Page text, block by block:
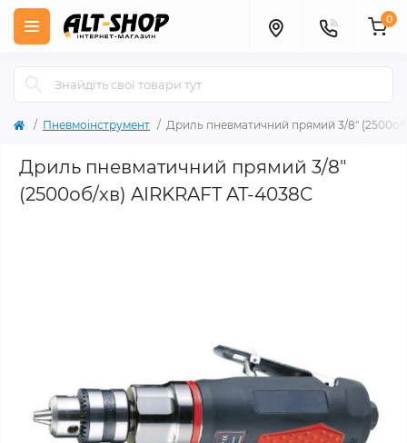
0
Пневмоінструмент Дриль пневматичний прямий 3/8"
Дриль пневматичний прямий 3/8"
(2500об/хв) AIRKRAFT AT-4038C